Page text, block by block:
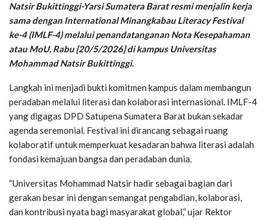
Natsir Bukittinggi-Yarsi Sumatera Barat resmi menjalin kerja
sama dengan International Minangkabau Literacy Festival
ke-4 (IMLF-4) melalui penandatanganan Nota Kesepahaman
atau MoU, Rabu [20/5/2026] di kampus Universitas
Mohammad Natsir Bukittinggi.
Langkah ini menjadi bukti komitmen kampus dalam membangun
peradaban melalui literasi dan kolaborasi internasional. IMLF-4
yang digagas DPD Satupena Sumatera Barat bukan sekadar
agenda seremonial. Festival ini dirancang sebagai ruang
kolaboratif untuk memperkuat kesadaran bahwa literasi adalah
fondasi kemajuan bangsa dan peradaban dunia.
“Universitas Mohammad Natsir hadir sebagai bagian dari
gerakan besar ini dengan semangat pengabdian, kolaborasi,
dan kontribusi nyata bagi masyarakat global,” ujar Rektor